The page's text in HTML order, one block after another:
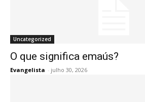
Uncategorized
O que significa emaús?
Evangelista - julho 30, 2026